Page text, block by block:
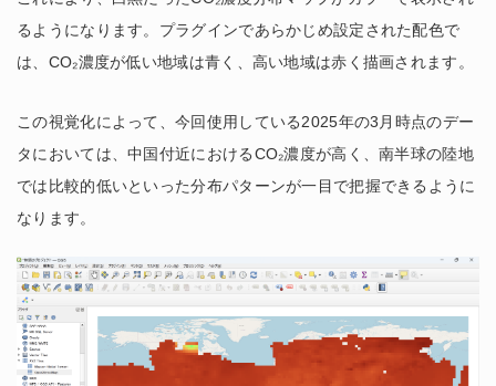
るようになります。プラグインであらかじめ設定された配色で
は、CO₂濃度が低い地域は青く、高い地域は赤く描画されます。
この視覚化によって、今回使用している2025年の3月時点のデー
タにおいては、中国付近におけるCO₂濃度が高く、南半球の陸地
では比較的低いといった分布パターンが一目で把握できるように
なります。